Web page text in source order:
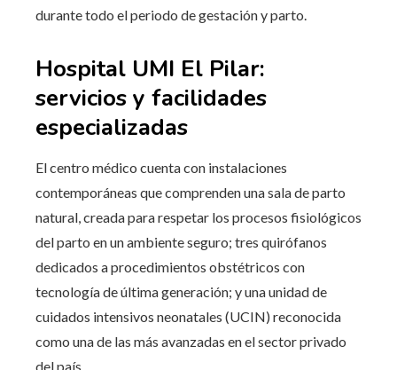
durante todo el periodo de gestación y parto.
Hospital UMI El Pilar:
servicios y facilidades
especializadas
El centro médico cuenta con instalaciones
contemporáneas que comprenden una sala de parto
natural, creada para respetar los procesos fisiológicos
del parto en un ambiente seguro; tres quirófanos
dedicados a procedimientos obstétricos con
tecnología de última generación; y una unidad de
cuidados intensivos neonatales (UCIN) reconocida
como una de las más avanzadas en el sector privado
del país.